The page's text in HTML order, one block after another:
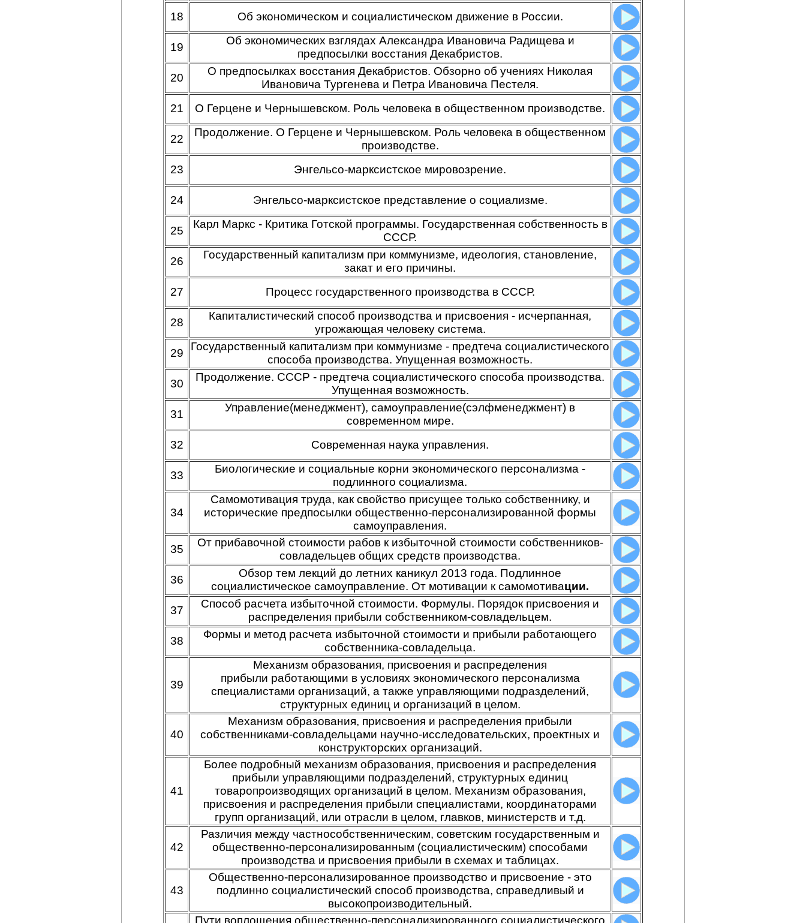
18
Об экономическом и социалистическом движение в России.
19
Об экономических взглядах Александра Ивановича Радищева и
предпосылки восстания Декабристов.
20
О предпосылках восстания Декабристов. Обзорно об учениях Николая
Ивановича Тургенева и Петра Ивановича Пестеля.
21
О Герцене и Чернышевском. Роль человека в общественном производстве.
22
Продолжение. О Герцене и Чернышевском. Роль человека в общественном
производстве.
23
Энгельсо-марксистское мировозрение.
24 Энгельсо-марксистское представление о социализме.
25
Карл Маркс - Критика Готской программы. Государственная собственность в
СССР.
26
Государственный капитализм при коммунизме, идеология, становление,
закат и его причины.
27
Процесс государственного производства в СССР.
28
Капиталистический способ производства и присвоения - исчерпанная,
угрожающая человеку система.
29
Государственный капитализм при коммунизме - предтеча социалистического
способа производства. Упущенная возможность.
30
Продолжение. СССР - предтеча социалистического способа производства.
Упущенная возможность.
31
Управление(менеджмент), самоуправление(сэлфменеджмент) в
современном мире.
32
Современная наука управления.
33
Биологические и социальные корни экономического персонализма -
подлинного социализма.
34
Самомотивация труда, как свойство присущее только собственнику, и
исторические предпосылки общественно-персонализированной формы
самоуправления.
35
От прибавочной стоимости рабов к избыточной стоимости собственников-
совладельцев общих средств производства.
36
Обзор тем лекций до летних каникул 2013 года. Подлинное
социалистическое самоуправление. От мотивации к самомотивации.
37
Способ расчета избыточной стоимости. Формулы. Порядок присвоения и
распределения прибыли собственником-совладельцем.
38
Формы и метод расчета избыточной стоимости и прибыли работающего
собственника-совладельца.
39
Механизм образования, присвоения и распределения
прибыли работающими в условиях экономического персонализма
специалистами организаций, а также управляющими подразделений,
структурных единиц и организаций в целом.
40
Механизм образования, присвоения и распределения прибыли
собственниками-совладельцами научно-исследовательских, проектных и
конструкторских организаций.
41
Более подробный механизм образования, присвоения и распределения
прибыли управляющими подразделений, структурных единиц
товаропроизводящих организаций в целом. Механизм образования,
присвоения и распределения прибыли специалистами, координаторами
групп организаций, или отрасли в целом, главков, министерств и т.д.
42
Различия между частнособственническим, советским государственным и
общественно-персонализированным (социалистическим) способами
производства и присвоения прибыли в схемах и таблицах.
43
Общественно-персонализированное производство и присвоение - это
подлинно социалистический способ производства, справедливый и
высокопроизводительный.
Пути воплощения общественно-персонализированного социалистического